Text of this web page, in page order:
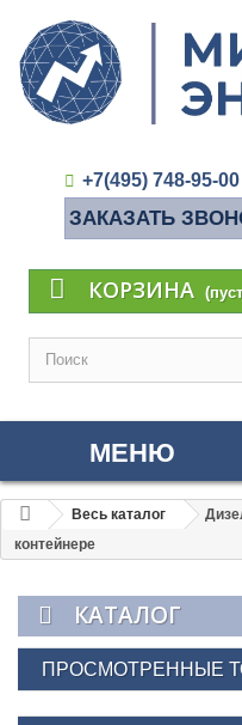
+7(495) 748-95-00
ЗАКАЗАТЬ
КОРЗИНА
МЕНЮ
Весь каталог
контейнере
КАТАЛОГ
ПРОСМОТРЕННЫЕ